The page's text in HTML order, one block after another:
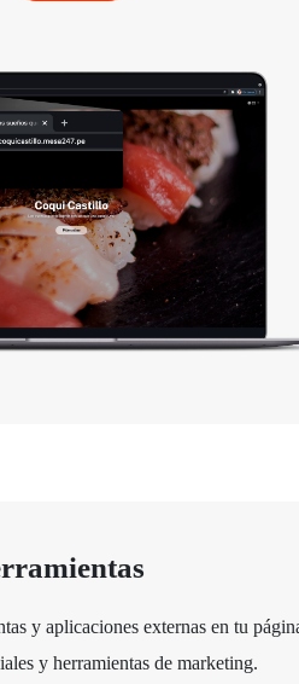
y aplicaciones externas en tu
y herramientas de marketing.